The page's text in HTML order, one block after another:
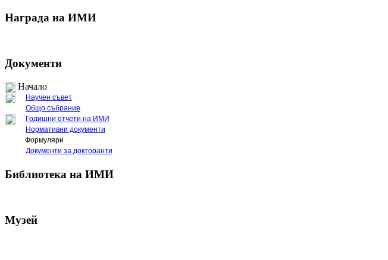
Награда на ИМИ
Документи
Начало
Научен съвет
Общо събрание
Годишни отчети на ИМИ
Нормативни документи
Формуляри
Документи за докторанти
Библиотека на ИМИ
Музей